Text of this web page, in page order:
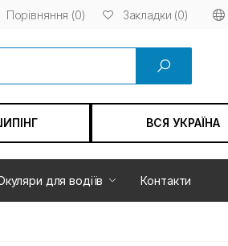
Порівняння (0) Закладки (0)
ВСЯ УКРАЇНА
для водіїв Контакти